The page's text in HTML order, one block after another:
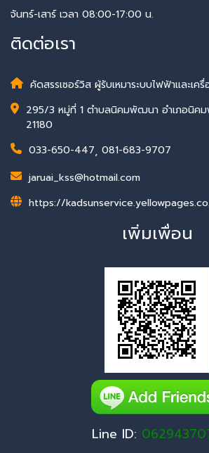
จันทร์-เสาร์ เวลา 08:00-17:00 น.
ติดต่อเรา
คัดสรรเซอร์วิส ผู้รับเหมาระบบไฟฟ้าและเค
295/3 หมู่ที่ 1 ตำบลนิคมพัฒนา อำเภอนิค
21180
033-650-447, 081-683-9707
jaruai_kss@hotmail.com
https://
เพิ่มเพื่อน
Line ID: